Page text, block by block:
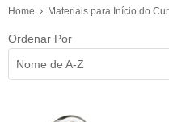
Home Materiais para Início do
Ordenar Por
Nome de A-Z